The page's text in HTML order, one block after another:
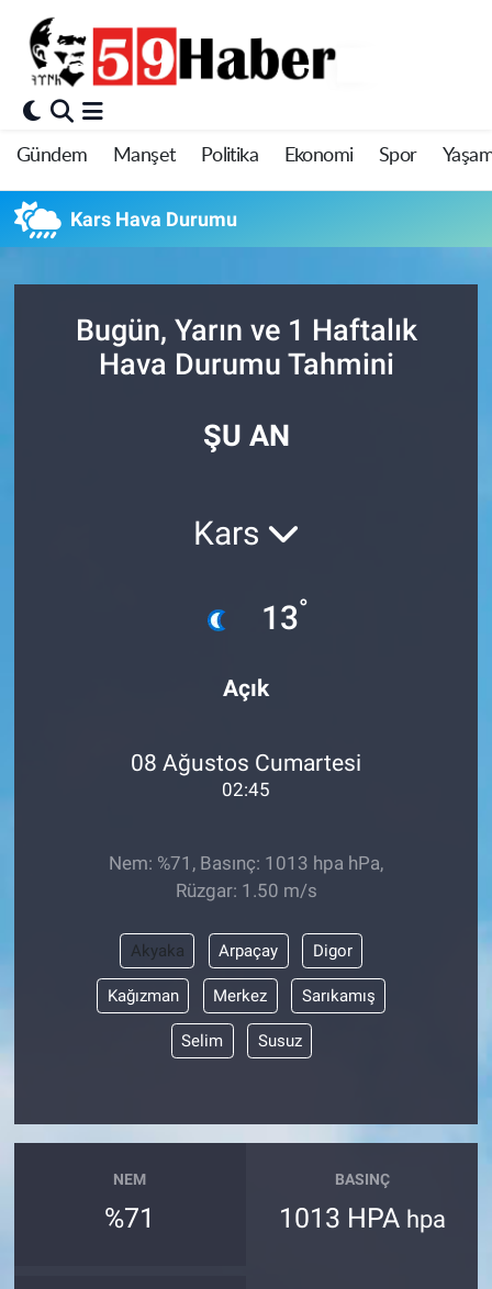
Gündem Manşet Politika Ekonomi Spor
Kars Hava Durumu
Bugün, Yarın ve 1 Haftalık
Hava Durumu Tahmini
ŞU AN
Kars
13°
Açık
08 Ağustos Cumartesi
02:45
Nem: %71, Basınç: 1013 hpa hPa,
Rüzgar: 1.50 m/s
Akyaka Arpaçay Digor
Kağızman Merkez Sarıkamış
Selim Susuz
NEM
%71
BASINÇ
1013 HPA hpa